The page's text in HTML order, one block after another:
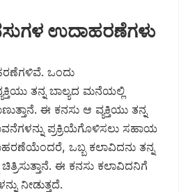
ಉದಾಹರಣೆಗಳು
ಒಂದು
ತನ್ನ ಬಾಲ್ಯದ ಮನೆಯಲ್ಲಿ
ಈ ಕನಸು ಆ ವ್ಯಕ್ತಿಯು ತನ್ನ
ಪ್ರಕ್ರಿಯೆಗೊಳಿಸಲು ಸಹಾಯ
ಒಬ್ಬ ಕಲಾವಿದನು ತನ್ನ
ಈ ಕನಸು ಕಲಾವಿದನಿಗೆ
ನೀಡುತ್ತದೆ.